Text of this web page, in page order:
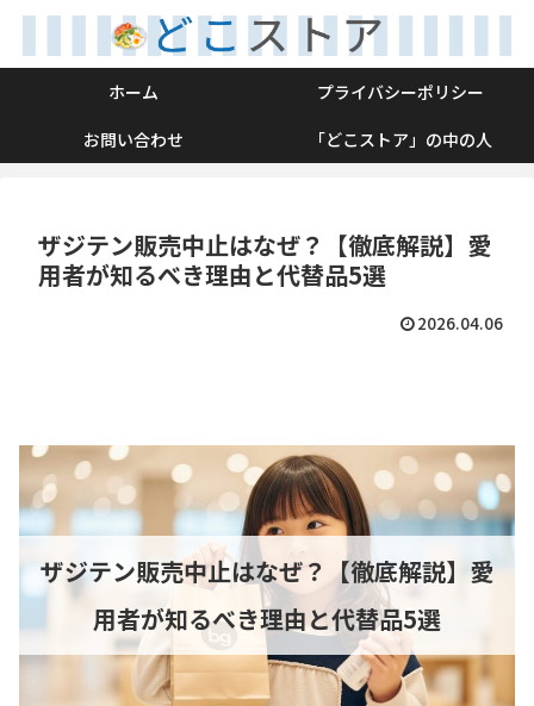
ホーム
プライバシーポリシー
お問い合わせ
「どこストア」の中の人
ザジテン販売中止はなぜ？【徹底解説】愛
用者が知るべき理由と代替品5選
2026.04.06
ザジテン販売中止はなぜ？【徹底解説】愛
用者が知るべき理由と代替品5選